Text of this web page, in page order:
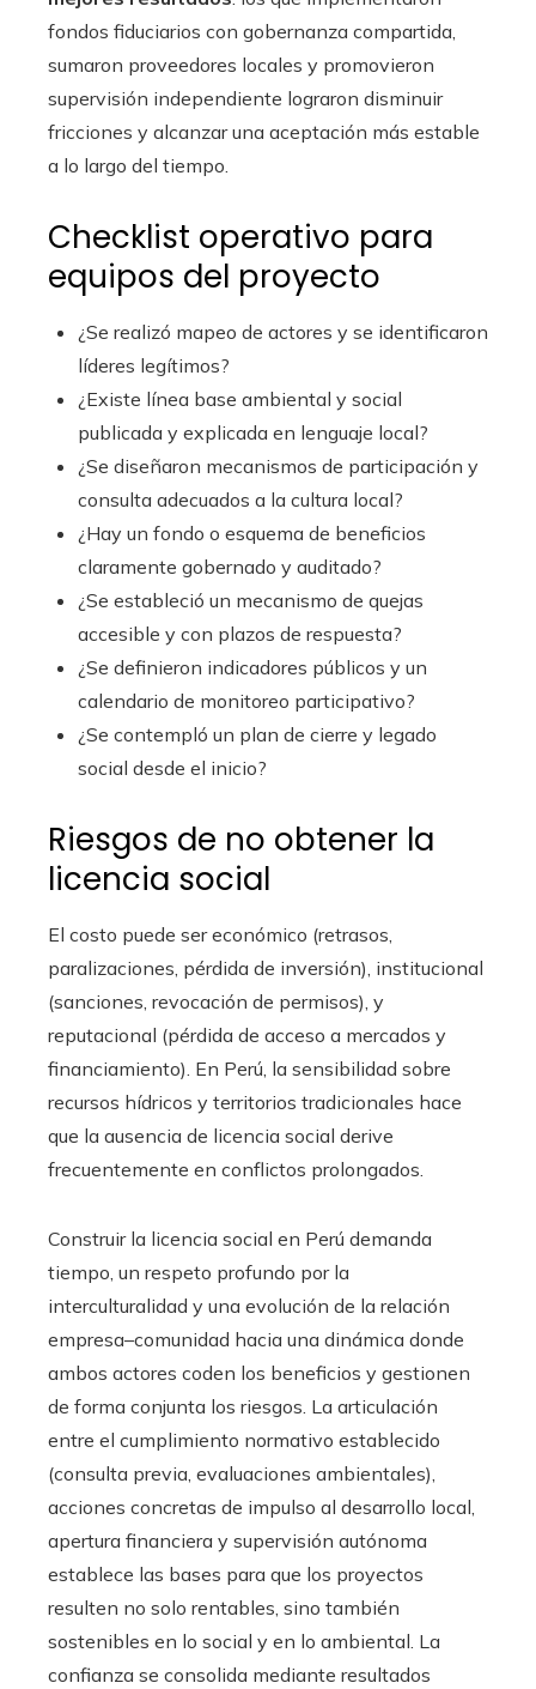
fondos fiduciarios con gobernanza compartida,
sumaron proveedores locales y promovieron
supervisión independiente lograron disminuir
fricciones y alcanzar una aceptación más estable
a lo largo del tiempo.
Checklist operativo para
equipos del proyecto
¿Se realizó mapeo de actores y se identificaron
líderes legítimos?
¿Existe línea base ambiental y social
publicada y explicada en lenguaje local?
¿Se diseñaron mecanismos de participación y
consulta adecuados a la cultura local?
¿Hay un fondo o esquema de beneficios
claramente gobernado y auditado?
¿Se estableció un mecanismo de quejas
accesible y con plazos de respuesta?
¿Se definieron indicadores públicos y un
calendario de monitoreo participativo?
¿Se contempló un plan de cierre y legado
social desde el inicio?
Riesgos de no obtener la
licencia social
El costo puede ser económico (retrasos,
paralizaciones, pérdida de inversión), institucional
(sanciones, revocación de permisos), y
reputacional (pérdida de acceso a mercados y
financiamiento). En Perú, la sensibilidad sobre
recursos hídricos y territorios tradicionales hace
que la ausencia de licencia social derive
frecuentemente en conflictos prolongados.
Construir la licencia social en Perú demanda
tiempo, un respeto profundo por la
interculturalidad y una evolución de la relación
empresa–comunidad hacia una dinámica donde
ambos actores coden los beneficios y gestionen
de forma conjunta los riesgos. La articulación
entre el cumplimiento normativo establecido
(consulta previa, evaluaciones ambientales),
acciones concretas de impulso al desarrollo local,
apertura financiera y supervisión autónoma
establece las bases para que los proyectos
resulten no solo rentables, sino también
sostenibles en lo social y en lo ambiental. La
confianza se consolida mediante resultados